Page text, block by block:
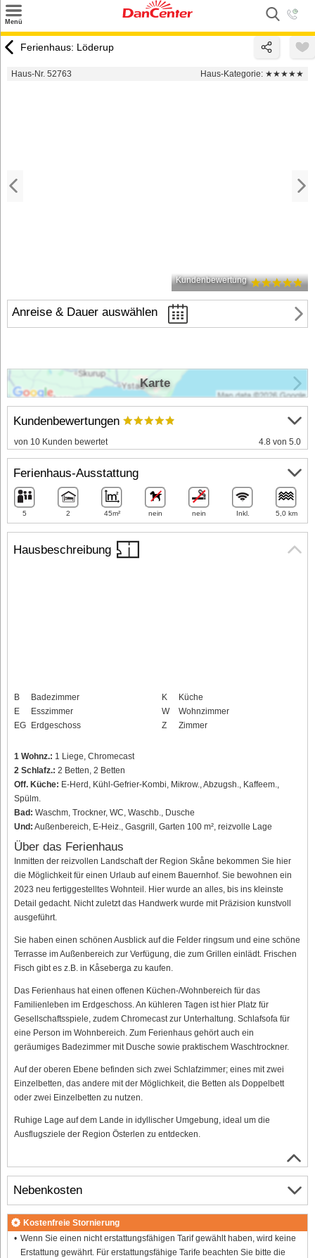
Menü
Urlaubsziele
Ferienhaus: Löderup
Haus-Nr. 52763 Haus-Kategorie: ★★★★★
Kundenbewertung
Anreise & Dauer auswählen
Hausbeschreibung
B
Badezimmer
E
Esszimmer
EG Erdgeschoss
K
Küche
W
Wohnzimmer
Z
Zimmer
1 Wohnz.: 1 Liege, Chromecast
2 Schlafz.: 2 Betten, 2 Betten
Off. Küche: E-Herd, Kühl-Gefrier-Kombi, Mikrow., Abzugsh., Kaffeem.,
Spülm.
Bad: Waschm, Trockner, WC, Waschb., Dusche
Und: Außenbereich, E-Heiz., Gasgrill, Garten 100 m², reizvolle Lage
Über das Ferienhaus
Inmitten der reizvollen Landschaft der Region Skåne bekommen Sie hier
die Möglichkeit für einen Urlaub auf einem Bauernhof. Sie bewohnen ein
2023 neu fertiggestelltes Wohnteil. Hier wurde an alles, bis ins kleinste
Detail gedacht. Nicht zuletzt das Handwerk wurde mit Präzision kunstvoll
ausgeführt.
Sie haben einen schönen Ausblick auf die Felder ringsum und eine schöne
Terrasse im Außenbereich zur Verfügung, die zum Grillen einlädt. Frischen
Fisch gibt es z.B. in Kåseberga zu kaufen.
Das Ferienhaus hat einen offenen Küchen-/Wohnbereich für das
Familienleben im Erdgeschoss. An kühleren Tagen ist hier Platz für
Gesellschaftsspiele, zudem Chromecast zur Unterhaltung. Schlafsofa für
eine Person im Wohnbereich. Zum Ferienhaus gehört auch ein
geräumiges Badezimmer mit Dusche sowie praktischem Waschtrockner.
Auf der oberen Ebene befinden sich zwei Schlafzimmer; eines mit zwei
Einzelbetten, das andere mit der Möglichkeit, die Betten als Doppelbett
oder zwei Einzelbetten zu nutzen.
Ruhige Lage auf dem Lande in idyllischer Umgebung, ideal um die
Ausflugsziele der Region Österlen zu entdecken.
Kundenbewertungen
von 10 Kunden bewertet 4.8 von 5.0
Ferienhaus-Ausstattung
5 2 45m² nein nein Inkl. 5,0 km
Nebenkosten
Kostenfreie Stornierung
Wenn Sie einen nicht erstattungsfähigen Tarif gewählt haben, wird keine
Erstattung gewährt. Für erstattungsfähige Tarife beachten Sie bitte die
Karte